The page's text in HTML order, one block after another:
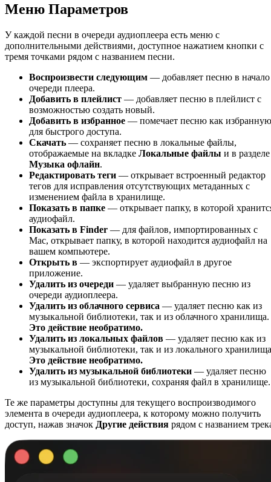
Меню Параметров
У каждой песни в очереди аудиоплеера есть меню с
дополнительными действиями, доступное нажатием кнопки с
тремя точками рядом с названием песни.
Воспроизвести следующим — добавляет песню в начало
очереди плеера.
Добавить в плейлист — добавляет песню в плейлист с
возможностью создать новый.
Добавить в избранное — помечает песню как избранную
для быстрого доступа.
Скачать — сохраняет песню в локальные файлы,
отображаемые на вкладке Локальные файлы и в разделе
Музыка офлайн.
Редактировать теги — открывает встроенный редактор
тегов для исправления отсутствующих метаданных с
изменением файла в хранилище.
Показать в папке — открывает папку, в которой
аудиофайл.
Показать в Finder — для файлов, импортированных с
Mac, открывает папку, в которой находится аудиофайл на
вашем компьютере.
Открыть в — экспортирует аудиофайл в другое
приложение.
Удалить из очереди — удаляет выбранную песню из
очереди аудиоплеера.
Удалить из облачного сервиса — удаляет песню как из
музыкальной библиотеки, так и из облачного хранилища.
Это действие необратимо.
Удалить из локальных файлов — удаляет песню как из
музыкальной библиотеки, так и из локального
Это действие необратимо.
Удалить из музыкальной библиотеки — удаляет песню
из музыкальной библиотеки, сохраняя файл в хранилище.
Те же параметры доступны для текущего воспроизводимого
элемента в очереди аудиоплеера, к которому можно получить
доступ, нажав значок Другие действия рядом с названием